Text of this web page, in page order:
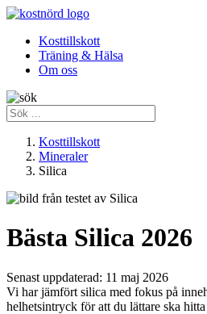
Kosttillskott
Träning & Hälsa
Om oss
Kosttillskott
Mineraler
Silica
Bästa Silica 2026
Senast uppdaterad: 11 maj 2026
Vi har jämfört silica med fokus på
helhetsintryck för att du lättare ska